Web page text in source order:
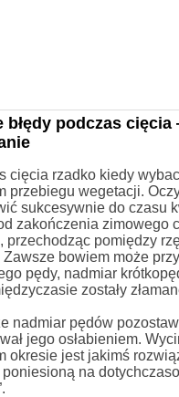
błędy podczas
cięcia rzadko kiedy
przebiegu wegetacji.
sukcesywnie do czasu
zakończenia zimowego
przechodząc pomiędzy
Zawsze bowiem może
pędy, nadmiar
zostały
nadmiar pędów
jego osłabieniem.
okresie jest jakimś
na